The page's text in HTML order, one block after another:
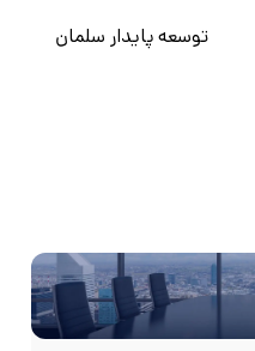
توسعه پایدار سلمان